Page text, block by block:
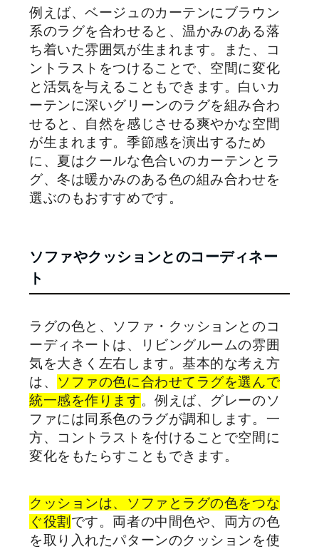
例えば、ベージュのカーテンにブラウン
系のラグを合わせると、温かみのある落
ち着いた雰囲気が生まれます。また、コ
ントラストをつけることで、空間に変化
と活気を与えることもできます。白いカ
ーテンに深いグリーンのラグを組み合わ
せると、自然を感じさせる爽やかな空間
が生まれます。季節感を演出するため
に、夏はクールな色合いのカーテンとラ
グ、冬は暖かみのある色の組み合わせを
選ぶのもおすすめです。
ソファやクッションとのコーディネー
ト
ラグの色と、ソファ・クッションとのコ
ーディネートは、リビングルームの雰囲
気を大きく左右します。基本的な考え方
は、 ソファの色に合わせてラグを選んで
統一感を作ります。例えば、グレーのソ
ファには同系色のラグが調和します。一
方、コントラストを付けることで空間に
変化をもたらすこともできます。
クッションは、ソファとラグの色をつな
ぐ役割 です。両者の中間色や、両方の色
を取り入れたパターンのクッションを使